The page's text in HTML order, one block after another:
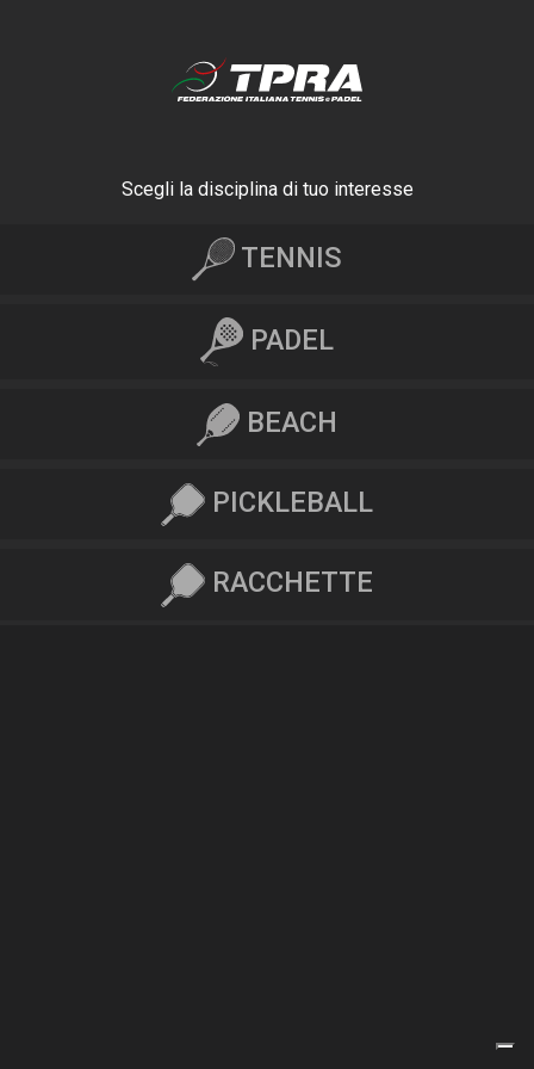
Scegli la disciplina di tuo interesse
TENNIS
PADEL
BEACH
PICKLEBALL
RACCHETTE